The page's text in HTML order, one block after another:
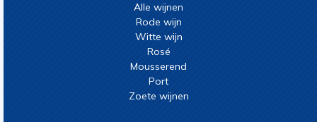
Alle wijnen
Rode wijn
Witte wijn
Rosé
Mousserend
Port
Zoete wijnen